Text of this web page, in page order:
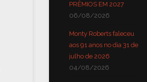
PRÊMIOS EM 2027
06/08/2026
Monty Roberts faleceu
aos 91 anos no dia 31 de
julho de 2026
04/08/2026